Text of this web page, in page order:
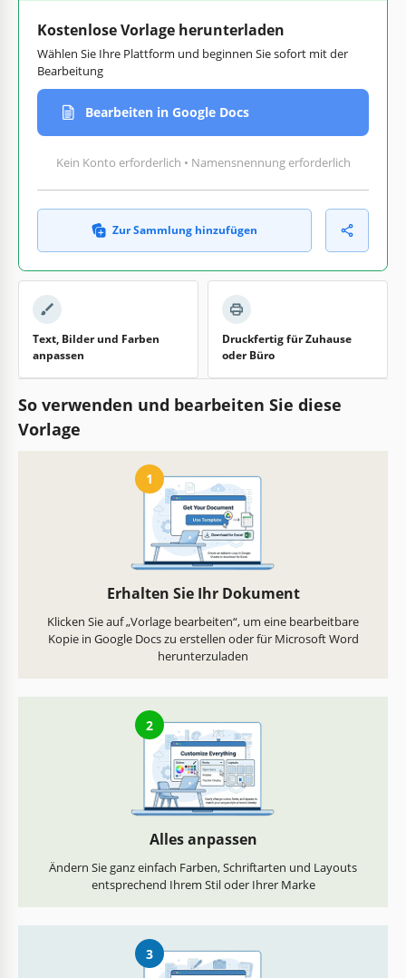
Kostenlose Vorlage herunterladen
Wählen Sie Ihre Plattform und beginnen Sie sofort mit der
Bearbeitung
Bearbeiten in Google Docs
Kein Konto erforderlich • Namensnennung erforderlich
Zur Sammlung hinzufügen
Text, Bilder und Farben
anpassen
Druckfertig für Zuhause
oder Büro
So verwenden und bearbeiten Sie diese
Vorlage
1
Erhalten Sie Ihr Dokument
Klicken Sie auf „Vorlage bearbeiten“, um eine bearbeitbare
Kopie in Google Docs zu erstellen oder für Microsoft Word
herunterzuladen
2
Alles anpassen
Ändern Sie ganz einfach Farben, Schriftarten und Layouts
entsprechend Ihrem Stil oder Ihrer Marke
3